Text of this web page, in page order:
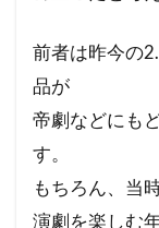
前者は昨今の
品が
帝劇などにも
す。
もちろん、当
演劇を楽しむ